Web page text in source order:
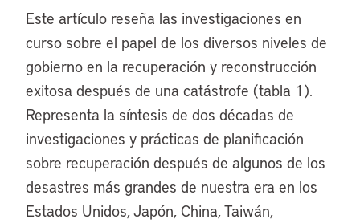
Este artículo reseña las investigaciones en
curso sobre el papel de los diversos niveles de
gobierno en la recuperación y reconstrucción
exitosa después de una catástrofe (tabla 1).
Representa la síntesis de dos décadas de
investigaciones y prácticas de planificación
sobre recuperación después de algunos de los
desastres más grandes de nuestra era en los
Estados Unidos, Japón, China, Taiwán,